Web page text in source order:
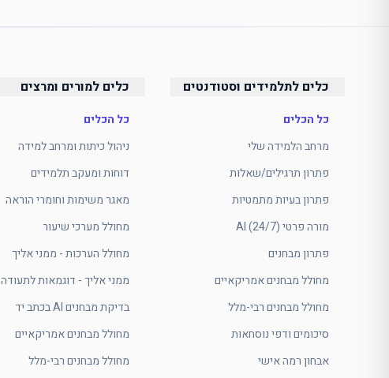
כלים לתלמידים וסטודנטים
כל הכלים
מרחב הלמידה שלי
פתרון תרגילים/שאלות
פתרון בעיות מתמטיות
מורה פרטי AI (24/7)
פתרון מבחנים
מחולל מבחנים אמריקאיים
מחולל מבחנים רבי-מלל
סיכומים ודפי נוסחאות
אבחון רמה אישי
כלים למורים ומרצים
כל הכלים
ניהול כיתות ומרחב למידה
דוחות ומעקב תלמידים
מאגר משימות וחומרי הוראה
מחולל מערכי שיעור
מחולל הערכות - ממני אליך
ממני אליך - דוגמאות לתעודה
בדיקת מבחנים AI בכתב יד
מחולל מבחנים אמריקאיים
מחולל מבחנים רבי-מלל